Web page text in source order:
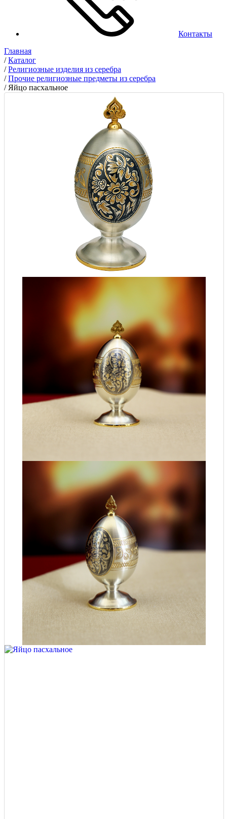
Контакты
Главная
/Каталог
/Религиозные изделия из серебра
/Прочие религиозные предметы из серебра
/ Яйцо пасхальное